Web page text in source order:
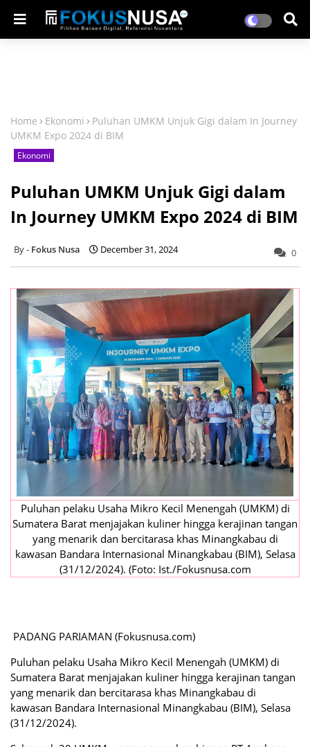
Home Ekonomi
Puluhan UMKM Unjuk Gigi dalam In Journey
UMKM Expo 2024 di BIM
Ekonomi
Puluhan UMKM Unjuk Gigi dalam
In Journey UMKM Expo 2024 di BIM
Fokus Nusa December 31, 2024 0
Puluhan pelaku Usaha Mikro Kecil Menengah (UMKM) di
Sumatera Barat menjajakan kuliner hingga kerajinan tangan
yang menarik dan bercitarasa khas Minangkabau di
kawasan Bandara Internasional Minangkabau (BIM), Selasa
(31/12/2024). (Foto: Ist./Fokusnusa.com
PADANG PARIAMAN (Fokusnusa.com)
Puluhan pelaku Usaha Mikro Kecil Menengah (UMKM) di
Sumatera Barat menjajakan kuliner hingga kerajinan tangan
yang menarik dan bercitarasa khas Minangkabau di
kawasan Bandara Internasional Minangkabau (BIM), Selasa
(31/12/2024).